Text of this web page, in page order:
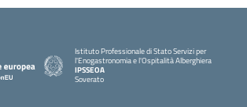
Istituto Professionale di Stato Servizi per
l'Enogastronomia e l'Ospitalità Alberghiera
IPSSEOA
Soverato